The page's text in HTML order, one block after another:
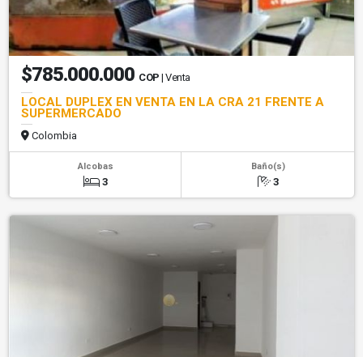
$785.000.000 COP | Venta
LOCAL DUPLEX EN VENTA EN LA CRA 21 FRENTE A
SUPERMERCADO
Colombia
Alcobas
3
Baño(s)
3